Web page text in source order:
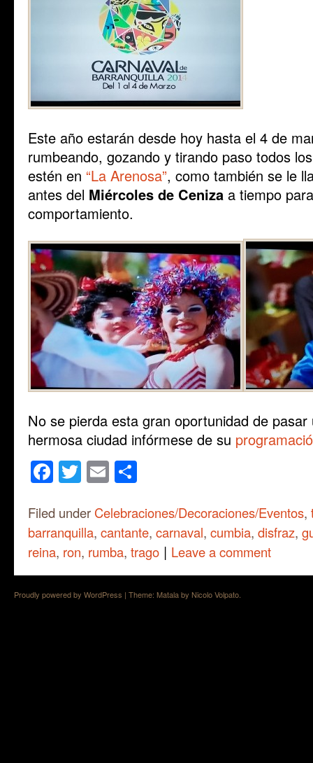
Este año estarán desde hoy hasta el 4 de
rumbeando, gozando y tirando paso todos
estén en “La Arenosa”, como también se le
antes del Miércoles de Ceniza a tiempo
comportamiento.
No se pierda esta gran oportunidad de
hermosa ciudad infórmese de su
Facebook
Twitter
Email
Filed under Celebraciones/Decoraciones/Eventos,
barranquilla, cantante, carnaval, cumbia, disfraz,
reina, ron, rumba, trago | Leave a comment
Proudly powered by WordPress | Theme: Matala by Nicolo Volpato